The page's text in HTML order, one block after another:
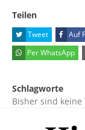
Teilen
Tweet Auf
Per WhatsApp
Schlagworte
Bisher sind keine